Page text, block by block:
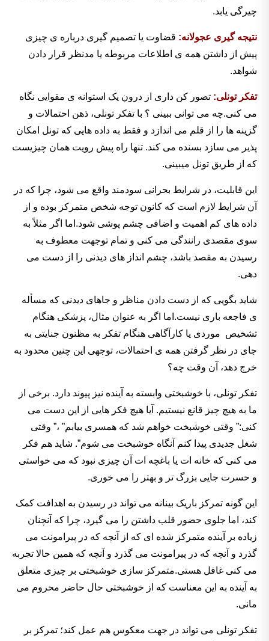
چیرگی یابد.
نتیجه گیری عجولانه: قضاوت یا تصمیم گیری درباره ی چیزی
پیش از داشتن همه ی اطلاعات مربوطه یا مدنظر قرار دادن
شواهد.
تفکر تونلی: تصور کن داری از درون یک استوانه ی مقوایی نگاه
می کنی.چه می توانی ببینی ؟ با تفکر تونلی، ذهن احتمالات و
گزینه ها را از قلم می اندازد و فقط به داده هایی که تونل امکان
پذیر می سازد بسنده می کند. تنها راه پیش رویت همان چیزیست
که از طریق تونل میبینی.
این قابلیت، در شرایط بحرانی سودمند واقع می شود، چرا که در
آن شرایط لازم است که کانون توجه شخص متمرکز بوده و از
داده های کم اهمیت و اضافی چشم پوشی شود.اما اگر مثلاً به
سوی مقصدی رانندگی می کنی و تمام توجهت معطوف به
رسیدن به مقصد باشد، چشم انداز های دیدنی را از دست می
دهی.
شاید بگویی که از دست دادن مناظر و جاهای دیدنی که مسأله
ی فاجعه باری نیست.اما اگر به عنوان مثال، پزشکی هنگام
تشخیص موردی یا کارآگاهی هنگام تفکر به مظنون جنایتی به
جای در نظر گرفتن همه ی احتمالات، توجهی این چنین محدود به
خرج دهد، آن وقت چه؟
تفکر تونلی، با خوشبختی وابسته به آینده نیز پیوند دارد. برخی از
ما به هیچ چیز قانع نیستیم. آیا هیچ فکر هایی از این دست می
کنی:” وقتی خوشبخت خواهم شد که همسری بیابم” ،” وقتی
شغل جدیدی پیدا کنم آنگاه خوشبخت می شوم”. شاید هم فکر
می کنی که خانه ات یا باغچه ات آن چیزی نبود که می خواستی
و حسرت جایی بزرگ تر و بهتر را می خوری.
این گونه تمرکز باریک بینانه می تواند در رسیدن به اهدافت کمک
کند، اما جلوی حضور قلب داشتن را می گیرد، چرا که آنچنان
زیاده بر آینده متمرکز شده ای که از آنچه که در پیرامونت می
گذرد و آنچه که در پیرامونت می گذرد و آنچه که همین حالا تجربه
می کنی غافل هستی.متمرکز سازی خوشبختی بر چیزی متعلق
به آینده به این معناست که از خوشبختی حال حاضر محروم می
مانی.
تفکر تونلی می تواند در جهت معکوس هم عمل کند؛ تمرکز بر